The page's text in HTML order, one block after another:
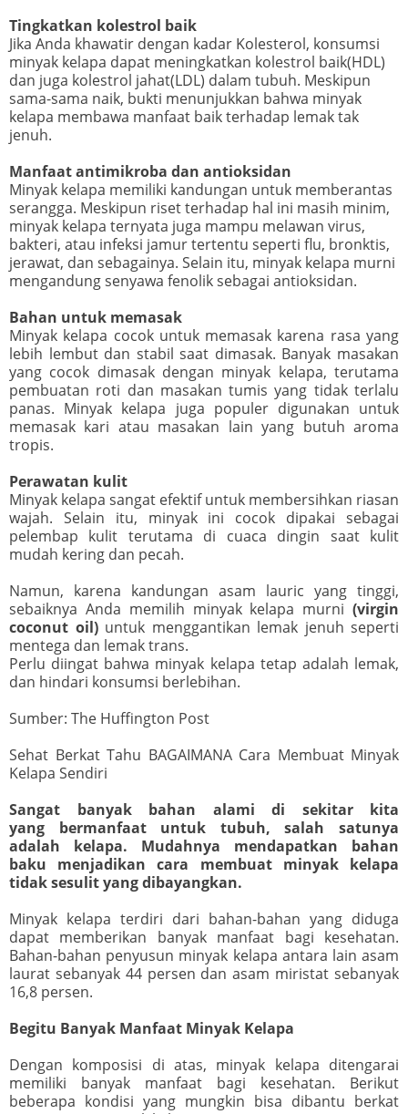
Tingkatkan kolestrol baik
Jika Anda khawatir dengan kadar Kolesterol, konsumsi
minyak kelapa dapat meningkatkan kolestrol baik(HDL)
dan juga kolestrol jahat(LDL) dalam tubuh. Meskipun
sama-sama naik, bukti menunjukkan bahwa minyak
kelapa membawa manfaat baik terhadap lemak tak
jenuh.
Manfaat antimikroba dan antioksidan
Minyak kelapa memiliki kandungan untuk memberantas
serangga. Meskipun riset terhadap hal ini masih minim,
minyak kelapa ternyata juga mampu melawan virus,
bakteri, atau infeksi jamur tertentu seperti flu, bronktis,
jerawat, dan sebagainya. Selain itu, minyak kelapa murni
mengandung senyawa fenolik sebagai antioksidan.
Bahan untuk memasak
Minyak kelapa cocok untuk memasak karena rasa yang
lebih lembut dan stabil saat dimasak. Banyak masakan
yang cocok dimasak dengan minyak kelapa, terutama
pembuatan roti dan masakan tumis yang tidak terlalu
panas. Minyak kelapa juga populer digunakan untuk
memasak kari atau masakan lain yang butuh aroma
tropis.
Perawatan kulit
Minyak kelapa sangat efektif untuk membersihkan riasan
wajah. Selain itu, minyak ini cocok dipakai sebagai
pelembap kulit terutama di cuaca dingin saat kulit
mudah kering dan pecah.
Namun, karena kandungan asam lauric yang tinggi,
sebaiknya Anda memilih minyak kelapa murni (virgin
coconut oil)untuk menggantikan lemak jenuh seperti
mentega dan lemak trans.
Perlu diingat bahwa minyak kelapa tetap adalah lemak,
dan hindari konsumsi berlebihan.
Sumber: The Huffington Post
Sehat Berkat Tahu BAGAIMANA Cara Membuat Minyak
Kelapa Sendiri
Sangat banyak bahan alami di sekitar kita
yang bermanfaat untuk tubuh, salah satunya
adalah kelapa. Mudahnya mendapatkan bahan
baku menjadikan cara membuat minyak kelapa
tidak sesulit yang dibayangkan.
Minyak kelapa terdiri dari bahan-bahan yang diduga
dapat memberikan banyak manfaat bagi kesehatan.
Bahan-bahan penyusun minyak kelapa antara lain asam
laurat sebanyak 44 persen dan asam miristat sebanyak
16,8 persen.
Begitu Banyak Manfaat Minyak Kelapa
Dengan komposisi di atas, minyak kelapa ditengarai
memiliki banyak manfaat bagi kesehatan. Berikut
beberapa kondisi yang mungkin bisa dibantu berkat